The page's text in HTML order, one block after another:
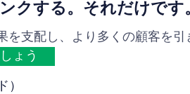
クする。それだけです
を支配し、より多くの顧客を
ょう
）